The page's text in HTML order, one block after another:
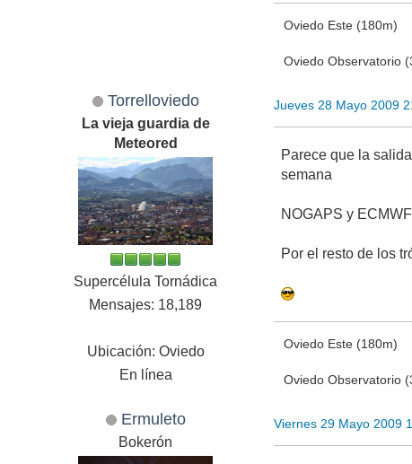
Oviedo Este (180m)
Oviedo Observatorio
Torrelloviedo
La vieja guardia de
Meteored
Supercélula Tornádica
Mensajes: 18,189
Ubicación: Oviedo
En línea
Jueves 28 Mayo 2009
Parece que la
semana
NOGAPS y
Por el resto de los
Oviedo Este (180m)
Oviedo Observatorio
Ermuleto
Bokerón
Viernes 29 Mayo 2009